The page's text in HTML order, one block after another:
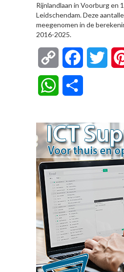
Rijnlandlaan in Voorburg en
Leidschendam. Deze
meegenomen in de
2016-2025.
Copy
Link
Facebook
WhatsApp